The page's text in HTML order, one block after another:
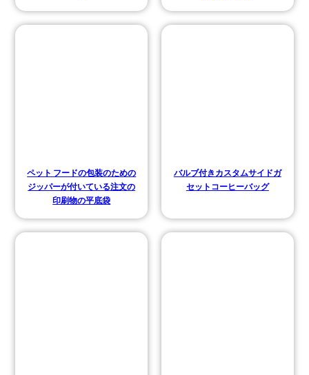
ペット フードの包装のための
ジッパーが付いている注文の
印刷物の平底袋
バルブ付きカスタムサイドガ
セットコーヒーバッグ